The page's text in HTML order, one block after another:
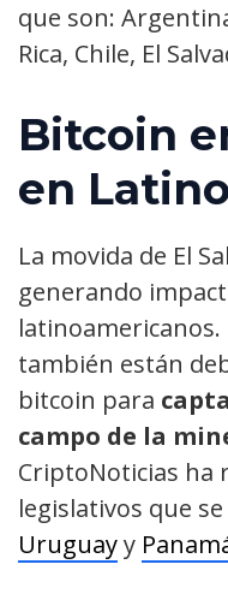
que son:
Rica, Chile, El
Bitcoin
en
La movida de El
generando
también están
bitcoin para
campo de la
CriptoNoticias ha
legislativos que
Uruguayy